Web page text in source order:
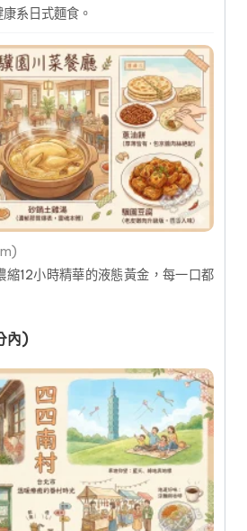
系日式麵食。
縮12小時精華的液態黃金，每一口都
內)